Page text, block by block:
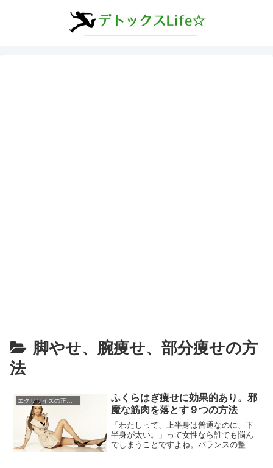
脚やせ、腕痩せ、部分痩せの方
法
エクササイズの正しい知識☆
ふくらはぎ痩せに効果的あり。邪
魔な筋肉を落とす９つの方法
「わたしって、上半身は普通なのに、下
半身が太い。」って女性なら誰でも悩ん
でしまうことですよね。バランスの整っ